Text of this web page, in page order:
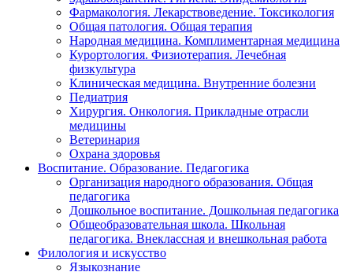
Фармакология. Лекарствоведение. Токсикология
Общая патология. Общая терапия
Народная медицина. Комплиментарная медицина
Курортология. Физиотерапия. Лечебная
физкультура
Клиническая медицина. Внутренние болезни
Педиатрия
Хирургия. Онкология. Прикладные отрасли
медицины
Ветеринария
Охрана здоровья
Воспитание. Образование. Педагогика
Организация народного образования. Общая
педагогика
Дошкольное воспитание. Дошкольная педагогика
Общеобразовательная школа. Школьная
педагогика. Внеклассная и внешкольная работа
Филология и искусство
Языкознание